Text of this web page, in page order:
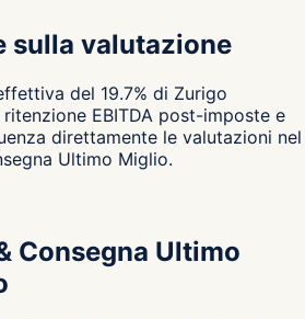
sulla valutazione
del 19.7% di Zurigo
EBITDA post-imposte e
direttamente le valutazioni nel
Ultimo Miglio.
Consegna Ultimo